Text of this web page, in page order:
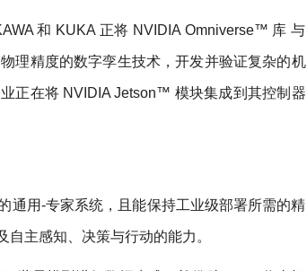
和 KUKA 正将 NVIDIA Omniverse™ 库 与
理精度的数字孪生技术，开发并验证复杂的机
正在将 NVIDIA Jetson™ 模块集成到其控制器
通用-专家系统，且能保持工业级部署所需的精
主感知、决策与行动的能力。